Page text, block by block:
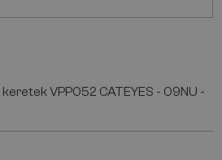
VPP052 CATEYES - 09NU -